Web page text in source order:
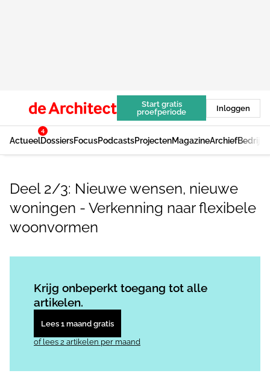
Start gratis
proefperiode
Inloggen
Actueel
4
DossiersFocusPodcastsProjectenMagazineArchief
Deel 2/3: Nieuwe wensen, nieuwe
woningen - Verkenning naar flexibele
woonvormen
Krijg onbeperkt toegang tot alle
artikelen.
Lees 1 maand gratis
of lees 2 artikelen per maand